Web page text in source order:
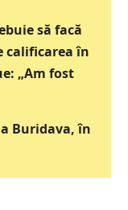
să facă
calificarea în
„Am fost
Buridava, în